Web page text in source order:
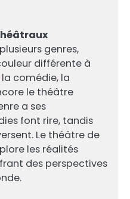
genres,
différente à
la comédie, la
le théâtre
a ses
font rire, tandis
Le théâtre de
les réalités
des perspectives